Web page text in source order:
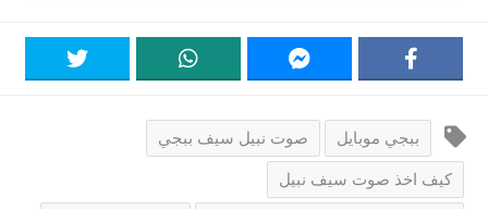
ببجي موبايل صوت نبيل سيف ببجي
كيف اخذ صوت سيف نبيل